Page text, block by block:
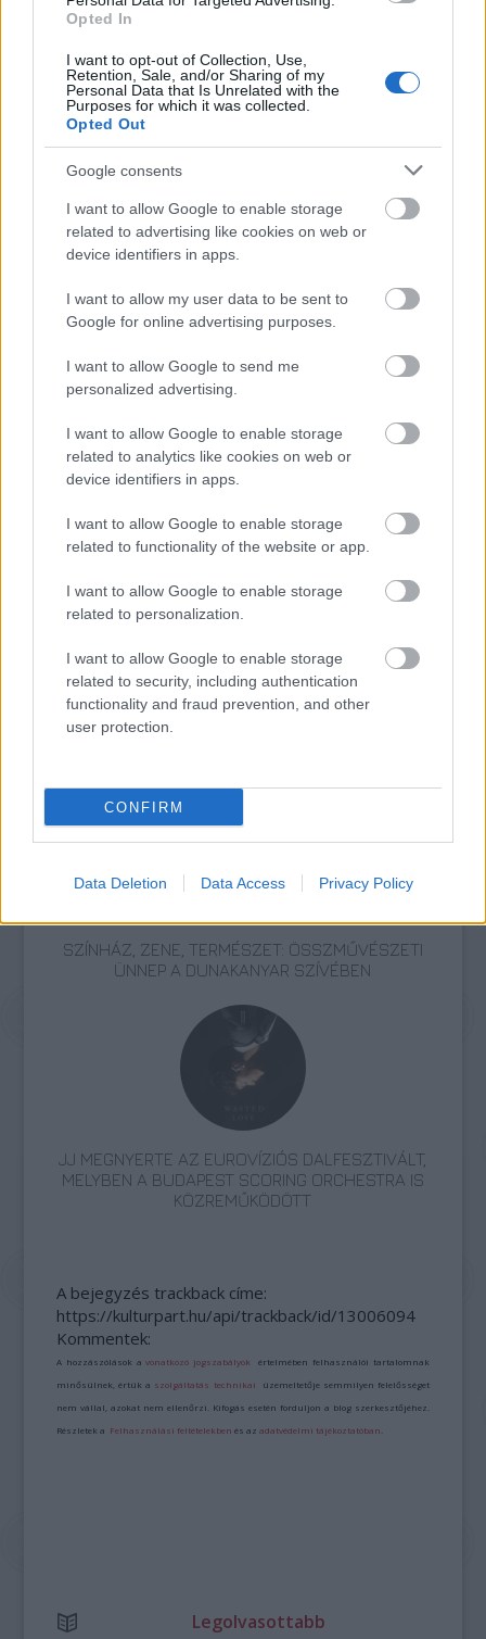
Opted In
I want to opt-out of Collection, Use,
Retention, Sale, and/or Sharing of my
Personal Data that Is Unrelated with the
Purposes for which it was collected.
Opted Out
Google consents
I want to allow Google to enable storage
related to advertising like cookies on web or
device identifiers in apps.
I want to allow my user data to be sent to
Google for online advertising purposes.
I want to allow Google to send me
personalized advertising.
I want to allow Google to enable storage
related to analytics like cookies on web or
device identifiers in apps.
I want to allow Google to enable storage
related to functionality of the website or app.
I want to allow Google to enable storage
related to personalization.
I want to allow Google to enable storage
related to security, including authentication
functionality and fraud prevention, and other
user protection.
CONFIRM
Data Deletion Data Access Privacy Policy
dalszövegrészletek is: de ennél többet nem
nyújt, nem kísérletez, nem újít meg. Az
Alagutak, Fények, Nagymamád Jegenyéi nem
rossz lemez - de aligha nevezhető
kiemelkedőnek.
Zene Pop Blahalouisiana Lemezáru Magyar zenekarok
DALOKBÓL SZŐTT TÖRTÉNELEM – MEGJELENT A
SZÍNHÁZ, ZENE, TERMÉSZET: ÖSSZMŰVÉSZETI
ÜNNEP A DUNAKANYAR SZÍVÉBEN
JJ MEGNYERTE AZ EUROVÍZIÓS DALFESZTIVÁLT,
MELYBEN A BUDAPEST SCORING ORCHESTRA IS
KÖZREMŰKÖDÖTT
A bejegyzés trackback címe:
https://kulturpart.hu/api/trackback/id/13006094
Kommentek:
A hozzászólások avonatkozó jogszabályok értelmében felhasználói tartalomnak
minősülnek, értük a szolgáltatás technikai üzemeltetője semmilyen felelősséget
nem vállal, azokat nem ellenőrzi. Kifogás esetén forduljon a blog szerkesztőjéhez.
Részletek a Felhasználási feltételekben és azadatvédelmi tájékoztatóban
Legolvasottabb